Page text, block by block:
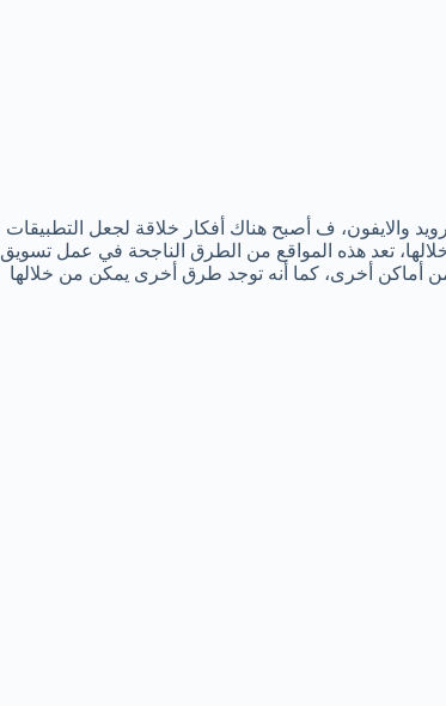
والايفون، ف أصبح هناك أفكار خلاقة لجعل التطبيقات
تعد هذه المواقع من الطرق الناجحة في عمل تسويق
من أماكن أخرى، كما أنه توجد طرق أخرى يمكن من خلالها